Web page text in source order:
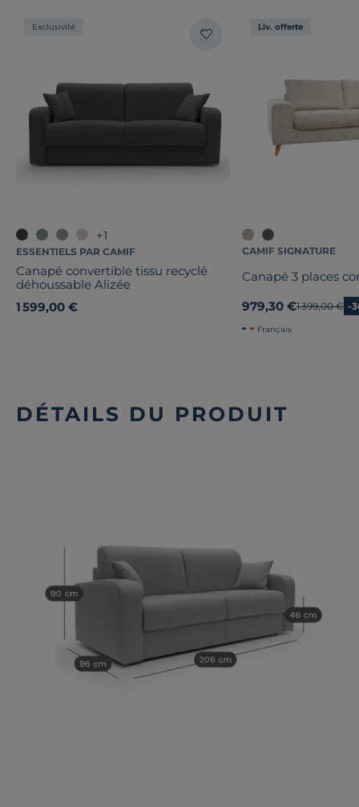
Exclusivité
+1
ESSENTIELS PAR CAMIF
Canapé convertible tissu recyclé
déhoussable Alizée
1 599,00 €
Liv. offerte
CAMIF SIGNATURE
Canapé 3 places
979,30 €Ancien prix
1 399,00 € -
Français
DÉTAILS DU PRODUIT